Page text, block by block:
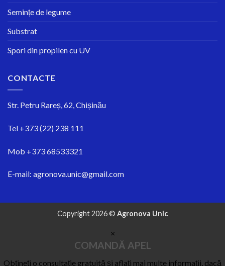
Semințe de legume
Substrat
Spori din propilen cu UV
CONTACTE
Str. Petru Rareș, 62, Chișinău
Tel +373 (22) 238 111
Mob +373 68533321
E-mail: agronova.unic@gmail.com
Copyright 2026 © Agronova Unic
×
COMANDĂ APEL
Obțineți o consultație gratuită și aflați mai multe informații, dacă